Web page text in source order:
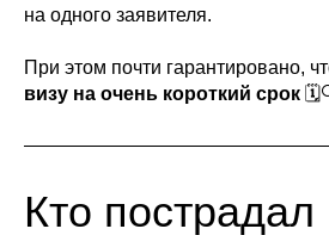
на одного заявителя.
При этом почти гарантировано,
визу на очень короткий срок
Кто пострадал